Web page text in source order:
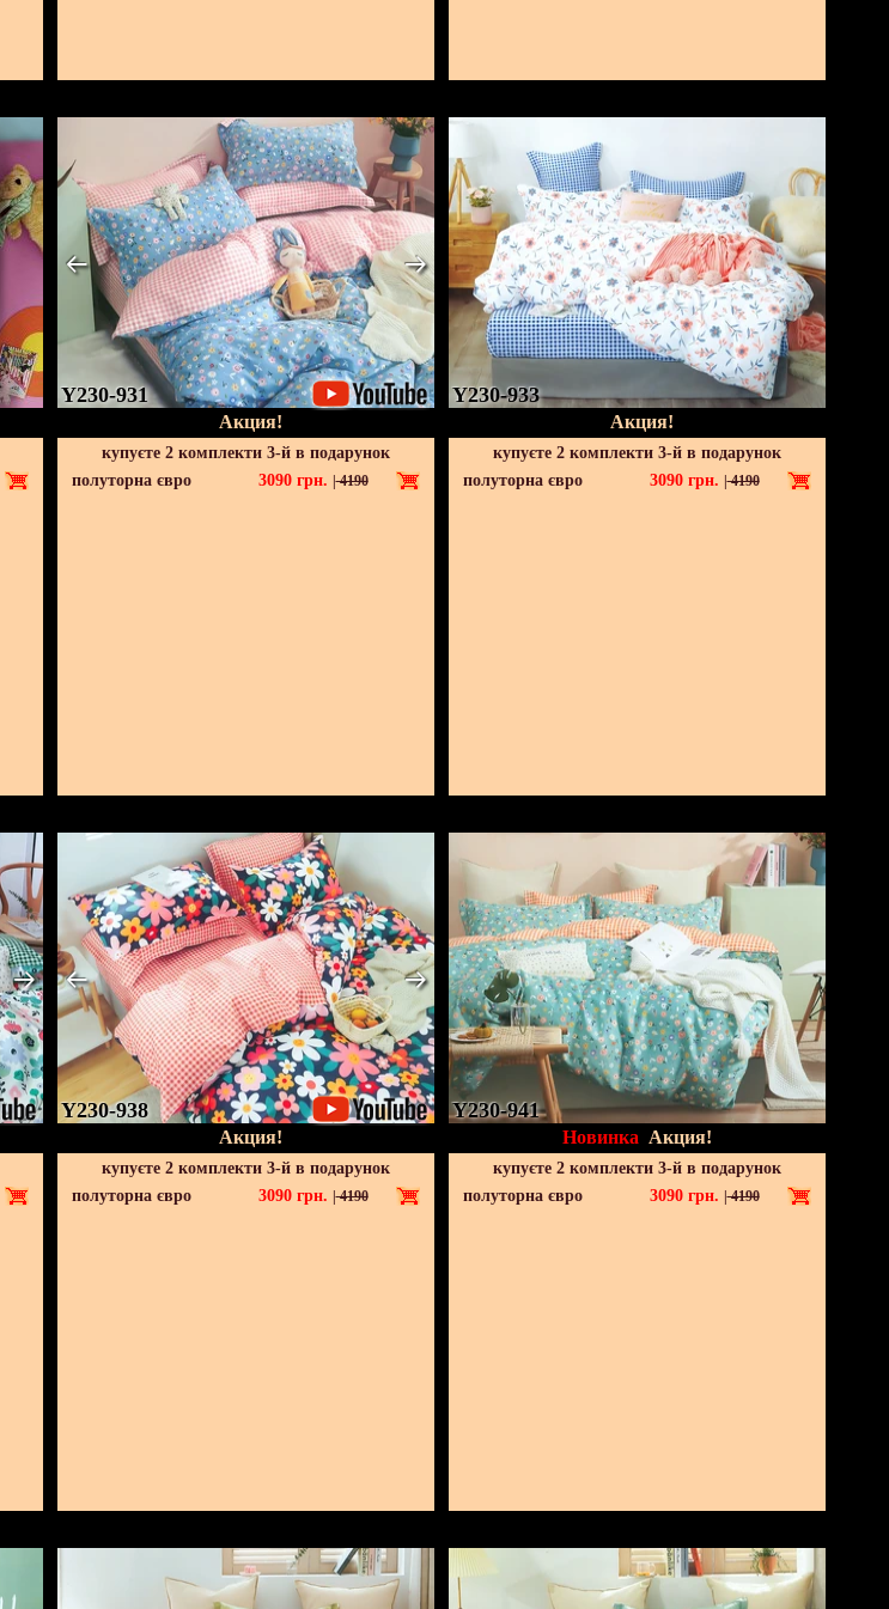
Y230-931
Акция!
купуєте 2 комплекти 3-й в подарунок
полуторна євро
3090 грн. |4190
Y230-933
Акция!
купуєте 2 комплекти 3-й в подарунок
полуторна євро
3090 грн. |4190
Y230-938
Акция!
купуєте 2 комплекти 3-й в подарунок
полуторна євро
3090 грн. |4190
Y230-941
Новинка Акция!
купуєте 2 комплекти 3-й в подарунок
полуторна євро
3090 грн. |4190